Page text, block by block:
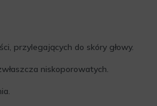
przylegających do skóry głowy.
niskoporowatych.